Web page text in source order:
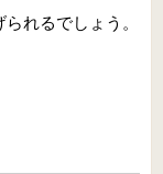
れるでしょう。